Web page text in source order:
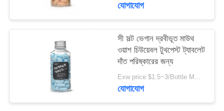
যোগাযোগ
সী সল্ট ভেগান দ্রবীভূত মাউথ
ওয়াশ চিউয়েবল টুথপেস্ট ট্যাবলেট
দাঁত পরিষ্কারের জন্য
Exw price $1.5~3/Bottle MOQ:5000 বোতল
যোগাযোগ